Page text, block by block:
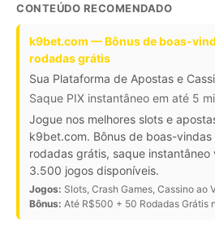
CONTEÚDO RECOMENDADO
k9bet.com — Bônus de boas-
rodadas grátis
Sua Plataforma de Apostas e
Saque PIX instantâneo em até 5
Jogue nos melhores slots e
k9bet.com. Bônus de boas-
rodadas grátis, saque instantâneo
3.500 jogos disponíveis.
Jogos: Slots, Crash Games, Cassino ao
Bônus: Até R$500 + 50 Rodadas Grátis